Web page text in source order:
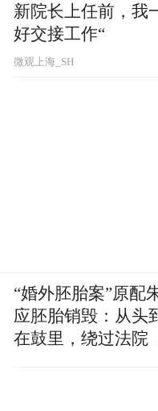
新院长上任前，我
好交接工作“
微观上海_SH
“婚外胚胎案”原配
应胚胎销毁：从头
在鼓里，绕过法院